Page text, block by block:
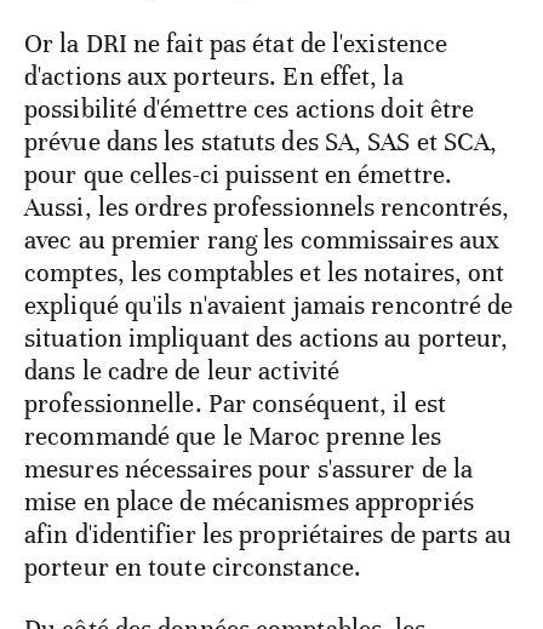
Or la DRI ne fait pas état de l'existence
d'actions aux porteurs. En effet, la
possibilité d'émettre ces actions doit être
prévue dans les statuts des SA, SAS et SCA,
pour que celles-ci puissent en émettre.
Aussi, les ordres professionnels rencontrés,
avec au premier rang les commissaires aux
comptes, les comptables et les notaires, ont
expliqué qu'ils n'avaient jamais rencontré de
situation impliquant des actions au porteur,
dans le cadre de leur activité
professionnelle. Par conséquent, il est
recommandé que le Maroc prenne les
mesures nécessaires pour s'assurer de la
mise en place de mécanismes appropriés
afin d'identifier les propriétaires de parts au
porteur en toute circonstance.